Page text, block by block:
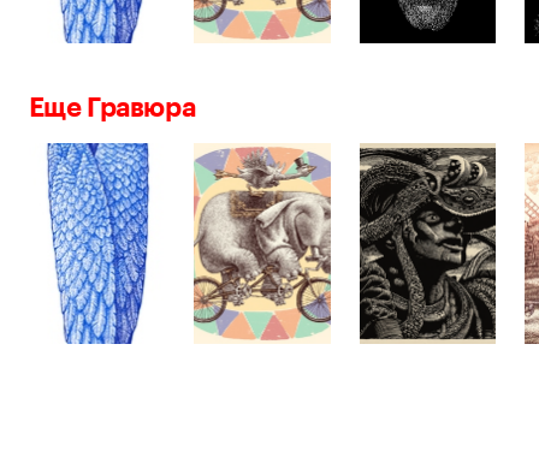
Еще Гравюра